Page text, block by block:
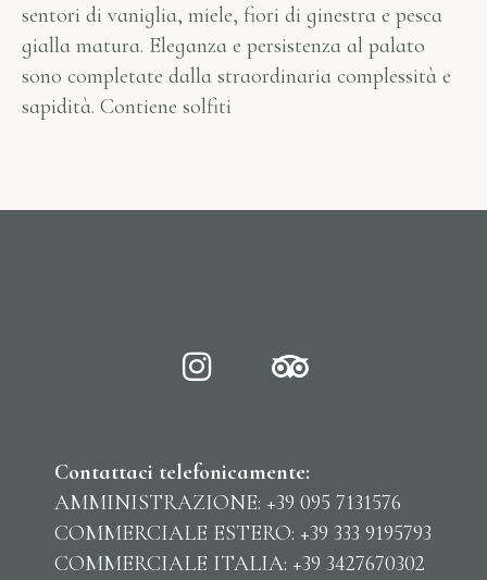
sentori di vaniglia, miele, fiori di ginestra e pesca
gialla matura. Eleganza e persistenza al palato
sono completate dalla straordinaria complessità e
sapidità. Contiene solfiti
Contattaci telefonicamente:
AMMINISTRAZIONE: +39 095 7131576
COMMERCIALE ESTERO: +39 333 9195793
COMMERCIALE ITALIA: +39 3427670302